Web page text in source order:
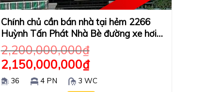
Chính chủ cần bán nhà tại hẻm 2266
Huỳnh Tấn Phát Nhà Bè đường xe hơi
đậu trong nhà. sổ hồng riêng đsh hoàn
công đầy đủ
2,200,000,000₫
2,150,000,000₫
36 4 PN
3 WC